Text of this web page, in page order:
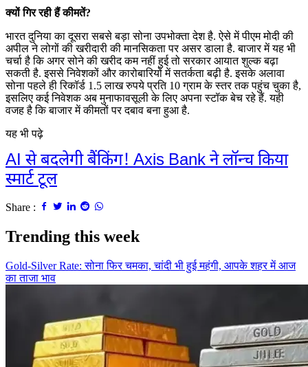
क्यों गिर रही हैं कीमतें?
भारत दुनिया का दूसरा सबसे बड़ा सोना उपभोक्ता देश है. ऐसे में पीएम मोदी की
अपील ने लोगों की खरीदारी की मानसिकता पर असर डाला है. बाजार में यह भी
चर्चा है कि अगर सोने की खरीद कम नहीं हुई तो सरकार आयात शुल्क बढ़ा
सकती है. इससे निवेशकों और कारोबारियों में सतर्कता बढ़ी है. इसके अलावा
सोना पहले ही रिकॉर्ड 1.5 लाख रुपये प्रति 10 ग्राम के स्तर तक पहुंच चुका है,
इसलिए कई निवेशक अब मुनाफावसूली के लिए अपना स्टॉक बेच रहे हैं. यही
वजह है कि बाजार में कीमतों पर दबाव बना हुआ है.
यह भी पढ़े
AI से बदलेगी बैंकिंग! Axis Bank ने लॉन्च किया
स्मार्ट टूल
Share :
Trending this week
Gold-Silver Rate: सोना फिर चमका, चांदी भी हुई महंगी, आपके शहर में आज
का ताजा भाव